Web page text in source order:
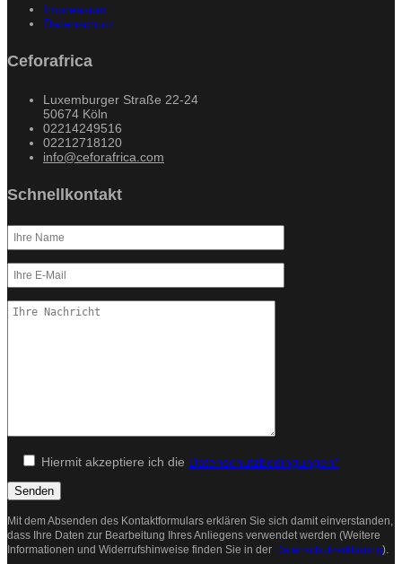
Impressum
Datenschutz
Ceforafrica
Luxemburger Straße 22-24
50674 Köln
02214249516
02212718120
info@ceforafrica.com
Schnellkontakt
Hiermit akzeptiere ich die Datenschutzbedingungen*
Mit dem Absenden des Kontaktformulars erklären Sie sich damit einverstanden,
dass Ihre Daten zur Bearbeitung Ihres Anliegens verwendet werden (Weitere
Informationen und Widerrufshinweise finden Sie in der Datenschutzerklärung).